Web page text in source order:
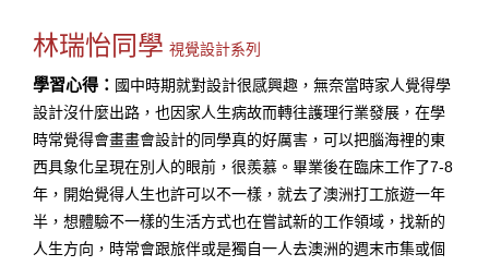
林瑞怡同學 視覺設計系列
學習心得： 國中時期就對設計很感興趣，無奈當時家人覺得學
設計沒什麼出路，也因家人生病故而轉往護理行業發展，在學
時常覺得會畫畫會設計的同學真的好厲害，可以把腦海裡的東
西具象化呈現在別人的眼前，很羨慕。畢業後在臨床工作了7-8
年，開始覺得人生也許可以不一樣，就去了澳洲打工旅遊一年
半，想體驗不一樣的生活方式也在嘗試新的工作領域，找新的
人生方向，時常會跟旅伴或是獨自一人去澳洲的週末市集或個